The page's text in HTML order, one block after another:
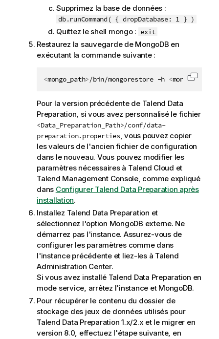
Supprimez la base de données :
db.runCommand( { dropDatabase: 1 } )
Quittez le shell mongo : exit
Restaurez la sauvegarde de MongoDB en
exécutant la commande suivante :
<mongo_path>/bin/mongorestore -h <mongo_host
Copier
Pour la version précédente de Talend Data
Preparation, si vous avez personnalisé le fichier
<Data_Preparation_Path>/conf/data-
preparation.properties, vous pouvez copier
les valeurs de l'ancien fichier de configuration
dans le nouveau. Vous pouvez modifier les
paramètres nécessaires à Talend Cloud et
Talend Management Console, comme expliqué
dans Configurer Talend Data Preparation après
installation.
Installez Talend Data Preparation et
sélectionnez l'option MongoDB externe. Ne
démarrez pas l'instance. Assurez-vous de
configurer les paramètres comme dans
l'instance précédente et liez-les à Talend
Administration Center.
Si vous avez installé Talend Data Preparation en
mode service, arrêtez l'instance et MongoDB.
Pour récupérer le contenu du dossier de
stockage des jeux de données utilisés pour
Talend Data Preparation 1.x/2.x et le migrer en
version 8.0, effectuez l'étape suivante, en